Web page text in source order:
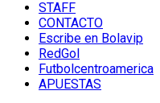
STAFF
CONTACTO
Escribe en Bolavip
RedGol
Futbolcentroamerica
APUESTAS